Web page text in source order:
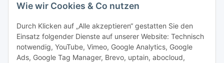
Wie wir Cookies & Co nutzen
Durch Klicken auf „Alle akzeptieren“ gestatten Sie den
Einsatz folgender Dienste auf unserer Website: Technisch
notwendig, YouTube, Vimeo, Google Analytics, Google
Ads, Google Tag Manager, Brevo, uptain, abocloud,
Datenschutzerklärungregelmäßig und jederzeit widerruflich
Abonnieren
Newsletter Abonnieren